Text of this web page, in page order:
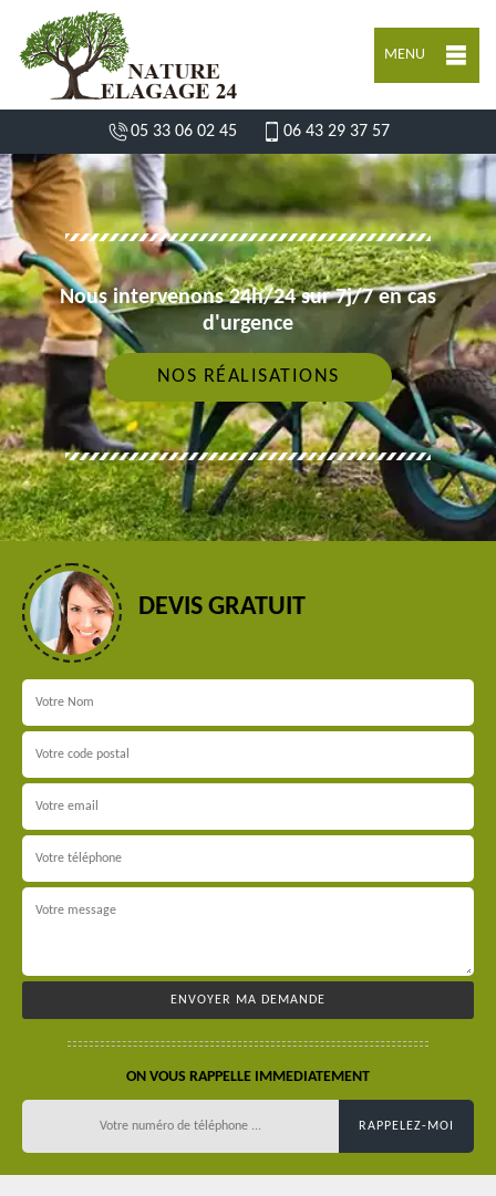
MENU
05 33 06 02 45 06 43 29 37 57
Nous intervenons 24h/24 sur 7j/7 en cas
d'urgence
NOS RÉALISATIONS
DEVIS GRATUIT
ON VOUS RAPPELLE IMMEDIATEMENT